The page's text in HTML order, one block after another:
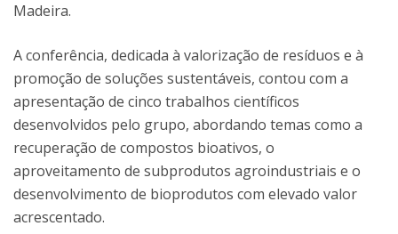
Madeira.
A conferência, dedicada à valorização de resíduos e à
promoção de soluções sustentáveis, contou com a
apresentação de cinco trabalhos científicos
desenvolvidos pelo grupo, abordando temas como a
recuperação de compostos bioativos, o
aproveitamento de subprodutos agroindustriais e o
desenvolvimento de bioprodutos com elevado valor
acrescentado.